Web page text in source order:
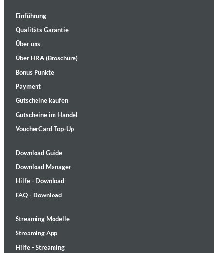
Einführung
Qualitäts Garantie
Über uns
Über HRA (Broschüre)
Bonus Punkte
Payment
Gutscheine kaufen
Gutscheine im Handel
VoucherCard Top-Up
Download Guide
Download Manager
Hilfe - Download
FAQ - Download
Streaming Modelle
Streaming App
Hilfe - Streaming